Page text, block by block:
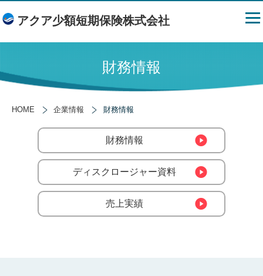
アクア少額短期保険株式会社
財務情報
HOME 企業情報 財務情報
財務情報
ディスクロージャー資料
売上実績